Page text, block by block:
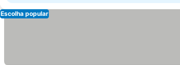
Escolha popular